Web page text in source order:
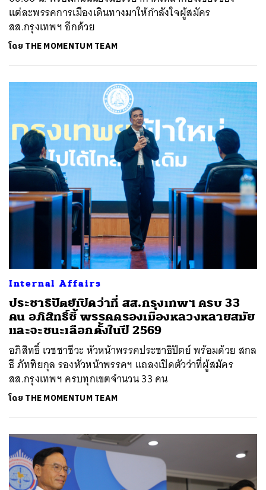
แต่ละพรรคการเมืองเดินทางมาให้กำลังใจผู้สมัคร
สส.กรุงเทพฯ อีกด้วย
โดย THE MOMENTUM TEAM
Internal Affairs
ประชาธิปัตย์เปิดว่าที่ สส.กรุงเทพฯ ครบ 33
คน อภิสิทธิ์ชี้ พรรคครองเมืองหลวงหลายสมัย
และจะชนะเลือกตั้งในปี 2569
อภิสิทธิ์ เวชชาชีวะ หัวหน้าพรรคประชาธิปัตย์ พร้อมด้วย สกล
ธี ภัททิยกุล รองหัวหน้าพรรคฯ แถลงเปิดตัวว่าที่ผู้สมัคร
สส.กรุงเทพฯ ครบทุกเขตจำนวน 33 คน
โดย THE MOMENTUM TEAM